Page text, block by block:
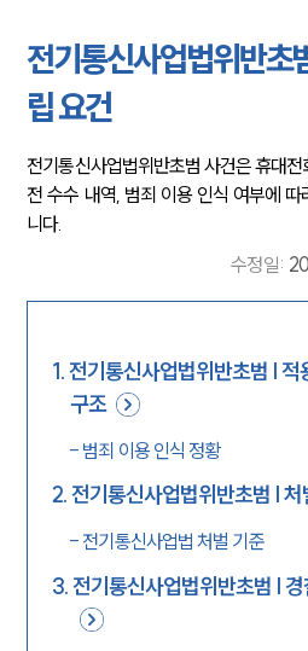
전기통신사업법위반초
립 요건
전기통신사업법위반초범 사건은 휴대
전 수수 내역, 범죄 이용 인식 여부에
니다.
수정일:
1.전기통신사업법위반초범 | 적
구조
- 범죄 이용 인식 정황
2.전기통신사업법위반초범 | 처
- 전기통신사업법 처벌 기준
3.전기통신사업법위반초범 |